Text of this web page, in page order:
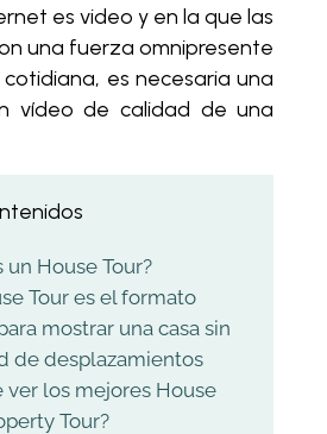
es video y en la que las
una fuerza omnipresente
es necesaria una
vídeo de calidad de una
un House Tour?
Tour es el formato
mostrar una casa sin
de desplazamientos
ver los mejores House
Tour?